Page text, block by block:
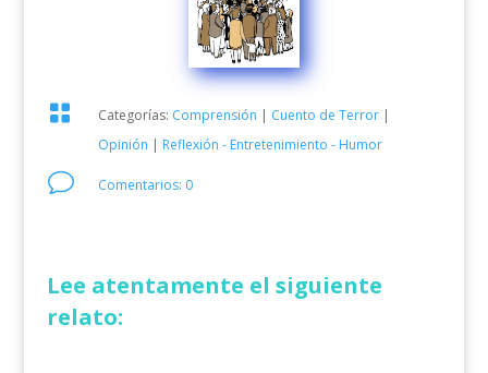
 Categorías: Comprensión | Cuento de Terror|
Opinión | Reflexión - Entretenimiento - Humor
v Comentarios: 0
Lee atentamente el siguiente
relato: